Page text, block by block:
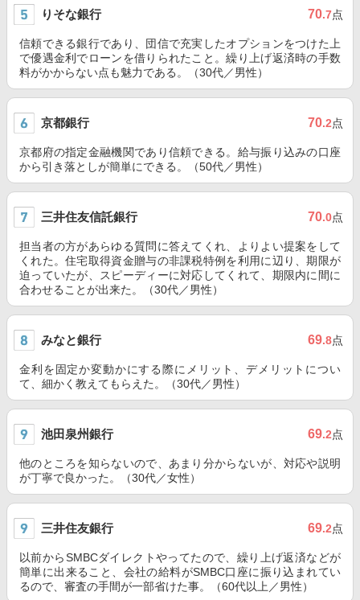
りそな銀行 70.7点
信頼できる銀行であり、団信で充実したオプションをつけた上
で優遇金利でローンを借りられたこと。繰り上げ返済時の手数
料がかからない点も魅力である。（30代／男性）
京都銀行 70.2点
京都府の指定金融機関であり信頼できる。給与振り込みの口座
から引き落としが簡単にできる。（50代／男性）
三井住友信託銀行 70.0点
担当者の方があらゆる質問に答えてくれ、よりよい提案をして
くれた。住宅取得資金贈与の非課税特例を利用に辺り、期限が
迫っていたが、スピーディーに対応してくれて、期限内に間に
合わせることが出来た。（30代／男性）
みなと銀行 69.8点
金利を固定か変動かにする際にメリット、デメリットについ
て、細かく教えてもらえた。（30代／男性）
池田泉州銀行 69.2点
他のところを知らないので、あまり分からないが、対応や説明
が丁寧で良かった。（30代／女性）
三井住友銀行 69.2点
以前からSMBCダイレクトやってたので、繰り上げ返済などが
簡単に出来ること、会社の給料がSMBC口座に振り込まれてい
るので、審査の手間が一部省けた事。（60代以上／男性）